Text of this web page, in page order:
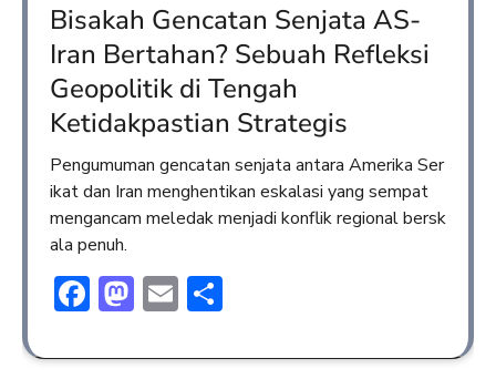
Bisakah Gencatan Senjata AS-
Iran Bertahan? Sebuah Refleksi
Geopolitik di Tengah
Ketidakpastian Strategis
Pengumuman gencatan senjata antara Amerika Ser
ikat dan Iran menghentikan eskalasi yang sempat
mengancam meledak menjadi konflik regional bersk
ala penuh.
Facebook
Mastodon
Email